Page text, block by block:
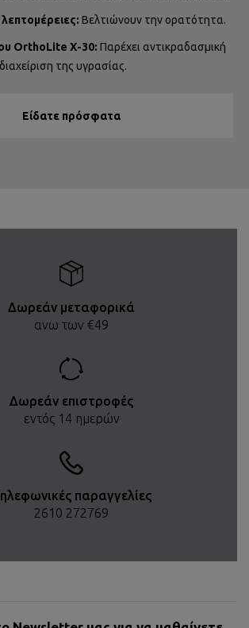
Βελτιώνουν την ορατότητα.
OrthoLite X-30: Παρέχει αντικραδασμική
της υγρασίας.
Είδατε πρόσφατα
Δωρεάν μεταφορικά
ανω των €49
Δωρεάν επιστροφές
εντός 14 ημερών
παραγγελίες
2610 272769